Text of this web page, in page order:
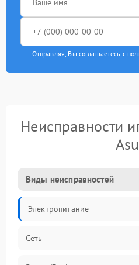
Отправляя, Вы соглашаетесь с
Неисправности
Виды неисправностей
Электропитание
Сеть